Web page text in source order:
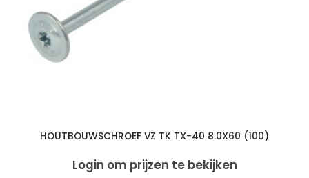
HOUTBOUWSCHROEF VZ TK TX-40 8.0X60 (100)
Login om prijzen te bekijken